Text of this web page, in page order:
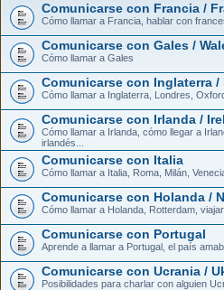
Comunicarse con Francia /
Cómo llamar a Francia, hablar con
Comunicarse con Gales /
Cómo llamar a Gales
Comunicarse con Inglaterra /
Cómo llamar a Inglaterra, Londres,
Comunicarse con Irlanda /
Cómo llamar a Irlanda, cómo llegar a
irlandés...
Comunicarse con Italia
Cómo llamar a Italia, Roma, Milán,
Comunicarse con Holanda /
Cómo llamar a Holanda, Rotterdam, viajar
Comunicarse con Portugal
Aprende a llamar a Portugal, el país
Comunicarse con Ucrania /
Posibilidades para charlar con alguien